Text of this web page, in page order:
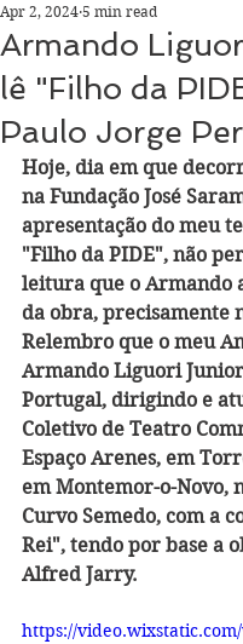
Armando
lê "Filho da
Paulo Jorge
Apr 2, 2024 5 min read
Hoje, dia em que
na Fundação José
apresentação do meu
"Filho da PIDE", não
leitura que o Armando
da obra, precisamente
Relembro que o meu
Armando Liguori
Portugal, dirigindo e
Coletivo de Teatro
Espaço Arenes, em
em Montemor-o-Novo,
Curvo Semedo, com a
Rei", tendo por base a
Alfred Jarry.
https://